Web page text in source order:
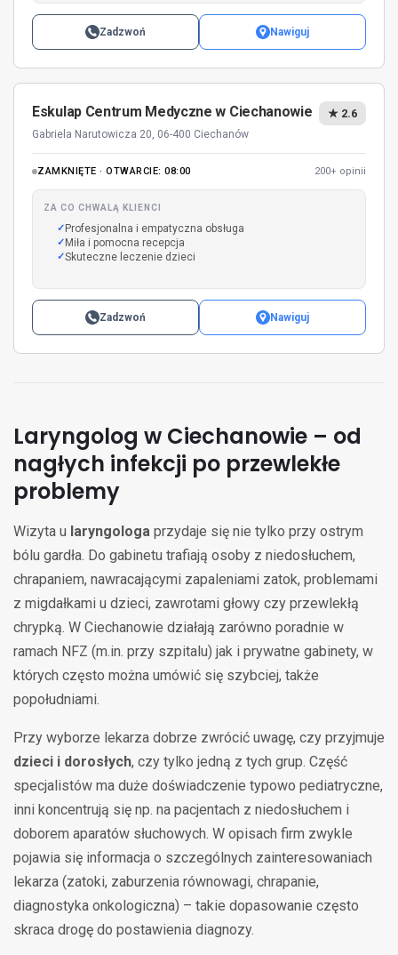
Zadzwoń Nawiguj
Eskulap Centrum Medyczne w Ciechanowie
Gabriela Narutowicza 20, 06-400 Ciechanów
★ 2.6
ZAMKNIĘTE · OTWARCIE: 08:00 200+ opinii
ZA CO CHWALĄ KLIENCI
Profesjonalna i empatyczna obsługa
Miła i pomocna recepcja
Skuteczne leczenie dzieci
Zadzwoń Nawiguj
Laryngolog w Ciechanowie – od
nagłych infekcji po przewlekłe
problemy
Wizyta u laryngologa przydaje się nie tylko przy ostrym
bólu gardła. Do gabinetu trafiają osoby z niedosłuchem,
chrapaniem, nawracającymi zapaleniami zatok, problemami
z migdałkami u dzieci, zawrotami głowy czy przewlekłą
chrypką. W Ciechanowie działają zarówno poradnie w
ramach NFZ (m.in. przy szpitalu) jak i prywatne gabinety, w
których często można umówić się szybciej, także
popołudniami.
Przy wyborze lekarza dobrze zwrócić uwagę, czy przyjmuje
dzieci i dorosłych, czy tylko jedną z tych grup. Część
specjalistów ma duże doświadczenie typowo pediatryczne,
inni koncentrują się np. na pacjentach z niedosłuchem i
doborem aparatów słuchowych. W opisach firm zwykle
pojawia się informacja o szczególnych zainteresowaniach
lekarza (zatoki, zaburzenia równowagi, chrapanie,
diagnostyka onkologiczna) – takie dopasowanie często
skraca drogę do postawienia diagnozy.